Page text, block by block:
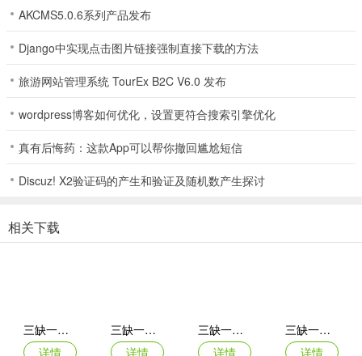
好的时光，三缺一安化棋牌这里游戏的所有的牌局都是具有千变万化
传统的出牌招式。正宗豪麦永修棋牌喜欢理由
9、兑换的玩法和方式也是可以在这裏找到的，各种活动时间玩法都很
多样丰富的模式和内容为玩家带来快乐。
三缺一安化棋牌推荐理由
汇集各地特色玩法，玩家可以自由选择体验，可以在交流大厅向大神
对局，从中来感受到一个非常的丰富有趣的游戏玩法体验的；
AKCMS5.0.6系列产品发布
Django中实现点击图片链接强制直接下载的方法
旅游网站管理系统 TourEx B2C V6.0 发布
wordpress博客如何优化，设置更符合搜索引擎优化
真有后悔药：这款App可以帮你撤回尴尬短信
Discuz! X2验证码的产生和验证及随机数产生探讨
相关下载
三缺一安化棋牌
详情
三缺一安化棋牌
详情
三缺一安化棋牌
详情
三缺一安化棋牌
详情